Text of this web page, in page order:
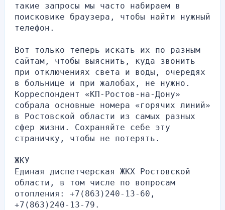
такие запросы мы часто набираем в
поисковике браузера, чтобы найти нужный
телефон.
Вот только теперь искать их по разным
сайтам, чтобы выяснить, куда звонить
при отключениях света и воды, очередях
в больнице и при жалобах, не нужно.
Корреспондент «КП-Ростов-на-Дону»
собрала основные номера «горячих линий»
в Ростовской области из самых разных
сфер жизни. Сохраняйте себе эту
страничку, чтобы не потерять.
ЖКУ
Единая диспетчерская ЖКХ Ростовской
области, в том числе по вопросам
отопления: +7(863)240-13-60,
+7(863)240-13-79.